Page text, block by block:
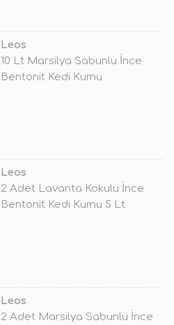
Leos
10 Lt Marsilya Sabunlu İnce
Bentonit Kedi Kumu
Leos
2 Adet Lavanta Kokulu İnce
Bentonit Kedi Kumu 5 Lt
Leos
2 Adet Marsilya Sabunlu İnce